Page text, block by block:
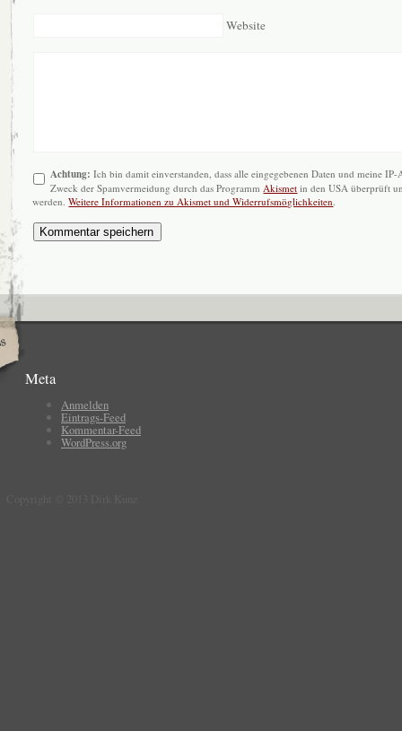
Website
Achtung: Ich bin damit einverstanden, dass alle eingegebenen Daten und meine IP-
Zweck der Spamvermeidung durch das Programm Akismet in den USA überprüft
werden.Weitere Informationen zu Akismet und Widerrufsmöglichkeiten
Meta
Anmelden
Eintrags-Feed
Kommentar-Feed
WordPress.org